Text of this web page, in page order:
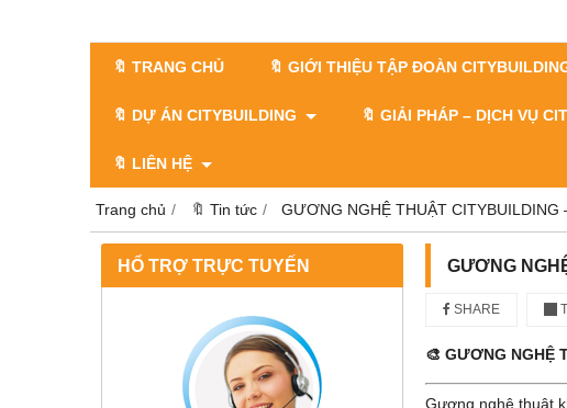
🔖 TRANG CHỦ 🔖 GIỚI THIỆU TẬP ĐOÀN
🔖 DỰ ÁN CITYBUILDING 🔖 GIẢI PHÁP – DỊCH VỤ
🔖 LIÊN HỆ
Trang chủ 🔖 Tin tức GƯƠNG NGHỆ THUẬT CITYBUILDING
HỔ TRỢ TRỰC TUYẾN GƯƠNG
SHARE
🎨 GƯƠNG NGHỆ
Gương nghệ thuật